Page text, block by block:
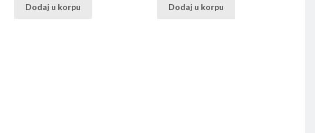
Dodaj u korpu
Dodaj u korpu